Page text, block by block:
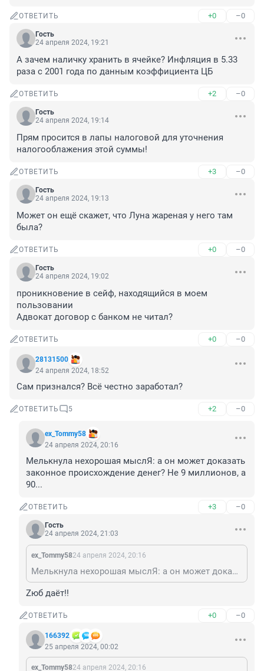
ОТВЕТИТЬ +0 –0
Гость
24 апреля 2024, 19:21
А зачем наличку хранить в ячейке? Инфляция в 5.33
раза с 2001 года по данным коэффициента ЦБ
ОТВЕТИТЬ +2 –0
Гость
24 апреля 2024, 19:14
Прям просится в лапы налоговой для уточнения
налогооблажения этой суммы!
ОТВЕТИТЬ +3 –0
Гость
24 апреля 2024, 19:13
Может он ещё скажет, что Луна жареная у него там
была?
ОТВЕТИТЬ +0 –0
Гость
24 апреля 2024, 19:02
проникновение в сейф, находящийся в моем
пользовании
Адвокат договор с банком не читал?
ОТВЕТИТЬ +0 –0
28131500
24 апреля 2024, 18:52
Сам признался? Всё честно заработал?
ОТВЕТИТЬ 5 +2 –0
ex_Tommy58
24 апреля 2024, 20:16
Мелькнула нехорошая мыслЯ: а он может доказать
законное происхождение денег? Не 9 миллионов, а
90...
ОТВЕТИТЬ +3 –0
Гость
24 апреля 2024, 21:03
ex_Tommy5824 апреля 2024, 20:16
Мелькнула нехорошая мыслЯ: а он может доказать законное происхождение денег? Не 9 миллионов, а 90...
Zюб даёт!!
ОТВЕТИТЬ +0 –0
166392
25 апреля 2024, 00:02
ex_Tommy5824 апреля 2024, 20:16